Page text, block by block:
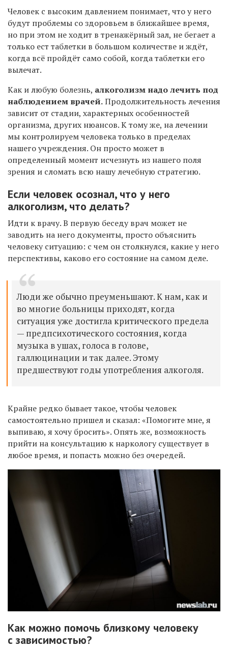
Человек с высоким давлением понимает, что у него
будут проблемы со здоровьем в ближайшее время,
но при этом не ходит в тренажёрный зал, не бегает а
только ест таблетки в большом количестве и ждёт,
когда всё пройдёт само собой, когда таблетки его
вылечат.
Как и любую болезнь, алкоголизм надо лечить под
наблюдением врачей.Продолжительность лечения
зависит от стадии, характерных особенностей
организма, других нюансов. К тому же, на лечении
мы контролируем человека только в пределах
нашего учреждения. Он просто может в
определенный момент исчезнуть из нашего поля
зрения и сломать всю нашу лечебную стратегию.
Если человек осознал, что у него
алкоголизм, что делать?
Идти к врачу. В первую беседу врач может не
заводить на него документы, просто объяснить
человеку ситуацию: с чем он столкнулся, какие у него
перспективы, каково его состояние на самом деле.
Люди же обычно преуменьшают. К нам, как и
во многие больницы приходят, когда
ситуация уже достигла критического предела
— предпсихотического состояния, когда
музыка в ушах, голоса в голове,
галлюцинации и так далее. Этому
предшествуют годы употребления алкоголя.
Крайне редко бывает такое, чтобы человек
самостоятельно пришел и сказал: «Помогите мне, я
выпиваю, я хочу бросить». Опять же, возможность
прийти на консультацию к наркологу существует в
любое время, и попасть можно без очередей.
Как можно помочь близкому человеку
с зависимостью?